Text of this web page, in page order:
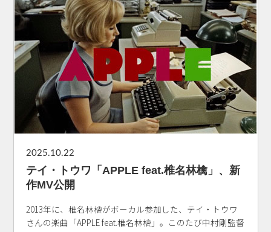
2025.10.22
テイ・トウワ「APPLE feat.椎名林檎」、新
作MV公開
2013年に、椎名林檎がボーカル参加した、テイ・トウワ
さんの楽曲「APPLE feat.椎名林檎」。このたび中村剛監督